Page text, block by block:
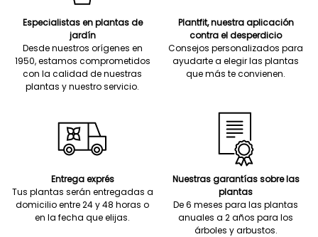
Especialistas en plantas de
jardín
Desde nuestros orígenes en
1950, estamos comprometidos
con la calidad de nuestras
plantas y nuestro servicio.
Plantfit, nuestra aplicación
contra el desperdicio
Consejos personalizados para
ayudarte a elegir las plantas
que más te convienen.
Entrega exprés
Tus plantas serán entregadas a
domicilio entre 24 y 48 horas o
en la fecha que elijas.
Nuestras garantías sobre las
plantas
De 6 meses para las plantas
anuales a 2 años para los
árboles y arbustos.